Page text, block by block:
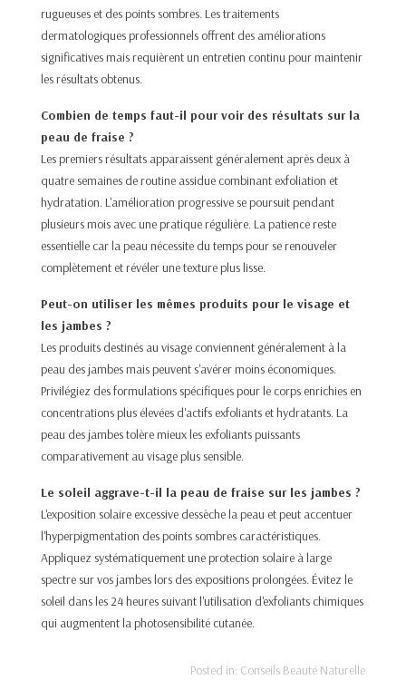
rugueuses et des points sombres. Les traitements
dermatologiques professionnels offrent des améliorations
significatives mais requièrent un entretien continu pour maintenir
les résultats obtenus.​
Combien de temps faut-il pour voir des résultats sur la
peau de fraise ?
Les premiers résultats apparaissent généralement après deux à
quatre semaines de routine assidue combinant exfoliation et
hydratation. L'amélioration progressive se poursuit pendant
plusieurs mois avec une pratique régulière. La patience reste
essentielle car la peau nécessite du temps pour se renouveler
complètement et révéler une texture plus lisse.​
Peut-on utiliser les mêmes produits pour le visage et
les jambes ?
Les produits destinés au visage conviennent généralement à la
peau des jambes mais peuvent s'avérer moins économiques.
Privilégiez des formulations spécifiques pour le corps enrichies en
concentrations plus élevées d'actifs exfoliants et hydratants. La
peau des jambes tolère mieux les exfoliants puissants
comparativement au visage plus sensible.​
Le soleil aggrave-t-il la peau de fraise sur les jambes ?
L'exposition solaire excessive dessèche la peau et peut accentuer
l'hyperpigmentation des points sombres caractéristiques.
Appliquez systématiquement une protection solaire à large
spectre sur vos jambes lors des expositions prolongées. Évitez le
soleil dans les 24 heures suivant l'utilisation d'exfoliants chimiques
qui augmentent la photosensibilité cutanée.​
Posted in: Conseils Beauté Naturelle